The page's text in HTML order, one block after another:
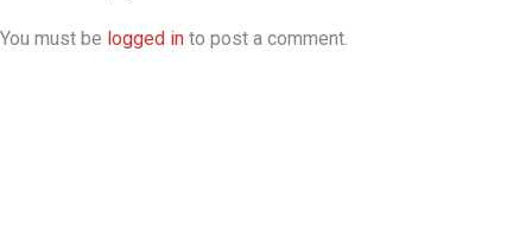
You must be logged in to post a comment.